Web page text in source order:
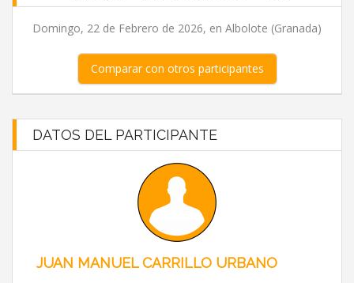
Domingo, 22 de Febrero de 2026, en Albolote (Granada)
Comparar con otros participantes
DATOS DEL PARTICIPANTE
JUAN MANUEL CARRILLO URBANO